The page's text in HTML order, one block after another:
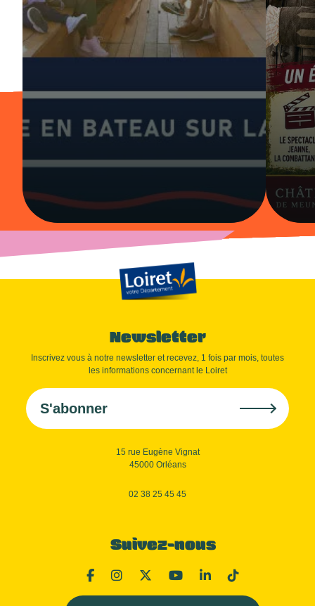
Newsletter
Inscrivez vous à notre newsletter et recevez, 1 fois par mois, toutes
les informations concernant le Loiret
S'abonner
15 rue Eugène Vignat
45000 Orléans
02 38 25 45 45
Suivez-nous